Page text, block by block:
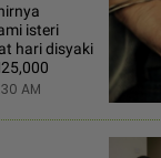
isteri
hari disyaki
AM